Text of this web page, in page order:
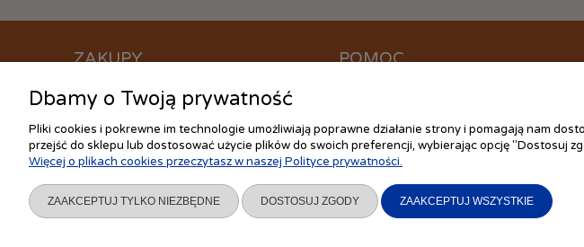
ZAKUPY
Czas realizacji zamówienia
Formy płatności
Koszt dostawy
Reklamacje i zwroty
POMOC
Częste pytania
Ustawienia plików cookies
Polityka prywatności
Regulamin zakupów
Dbamy o Twoją prywatność
Pliki cookies i pokrewne im technologie umożliwiają poprawne działanie strony i pomagają nam
przejść do sklepu lub dostosować użycie plików do swoich preferencji, wybierając opcję "Dostosuj
Więcej o plikach cookies przeczytasz w naszej Polityce prywatności.
ZAAKCEPTUJ TYLKO NIEZBĘDNE DOSTOSUJ ZGODY ZAAKCEPTUJ WSZYSTKIE